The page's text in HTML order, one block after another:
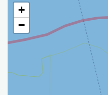
+
−